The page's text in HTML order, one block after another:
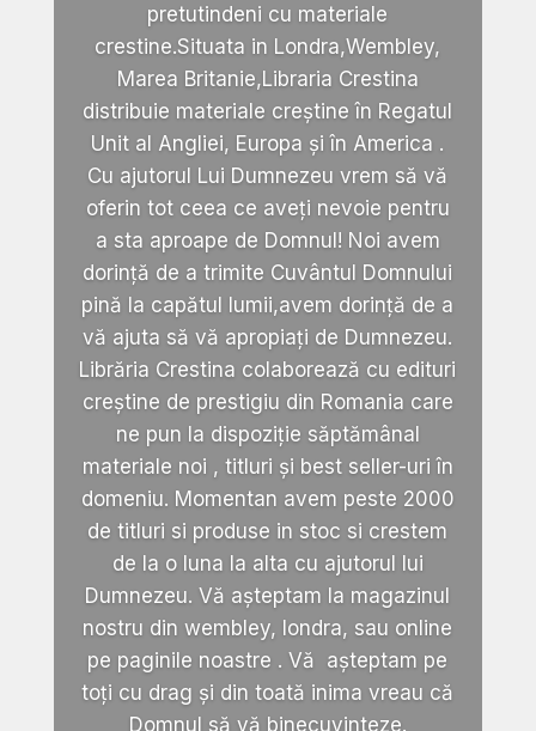
pretutindeni cu materiale
crestine.Situata in Londra,Wembley,
Marea Britanie,Libraria Crestina
distribuie materiale creștine în Regatul
Unit al Angliei, Europa și în America .
Cu ajutorul Lui Dumnezeu vrem să vă
oferin tot ceea ce aveți nevoie pentru
a sta aproape de Domnul! Noi avem
dorință de a trimite Cuvântul Domnului
pină la capătul lumii,avem dorință de a
vă ajuta să vă apropiați de Dumnezeu.
Librăria Crestina colaborează cu edituri
creștine de prestigiu din Romania care
ne pun la dispoziție săptămânal
materiale noi , titluri și best seller-uri în
domeniu. Momentan avem peste 2000
de titluri si produse in stoc si crestem
de la o luna la alta cu ajutorul lui
Dumnezeu. Vă așteptam la magazinul
nostru din wembley, londra, sau online
pe paginile noastre . Vă așteptam pe
toți cu drag și din toată inima vreau că
Domnul să vă binecuvinteze.